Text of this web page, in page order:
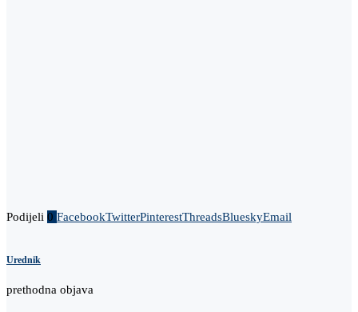
Podijeli 0 FacebookTwitterPinterestThreadsBlueskyEmail
Urednik
prethodna objava